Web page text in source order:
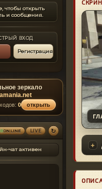
чтобы открыть
и сообщения.
ВХОД
Регистрация
зеркало
0 открыть
ONLINE LIVE ↻
чат активен